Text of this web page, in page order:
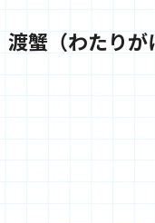
渡蟹（わたり